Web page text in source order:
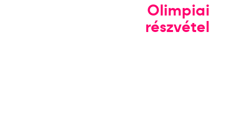
Olimpiai
részvétel